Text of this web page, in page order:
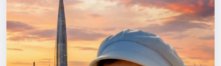
Квесты
Экскурсии